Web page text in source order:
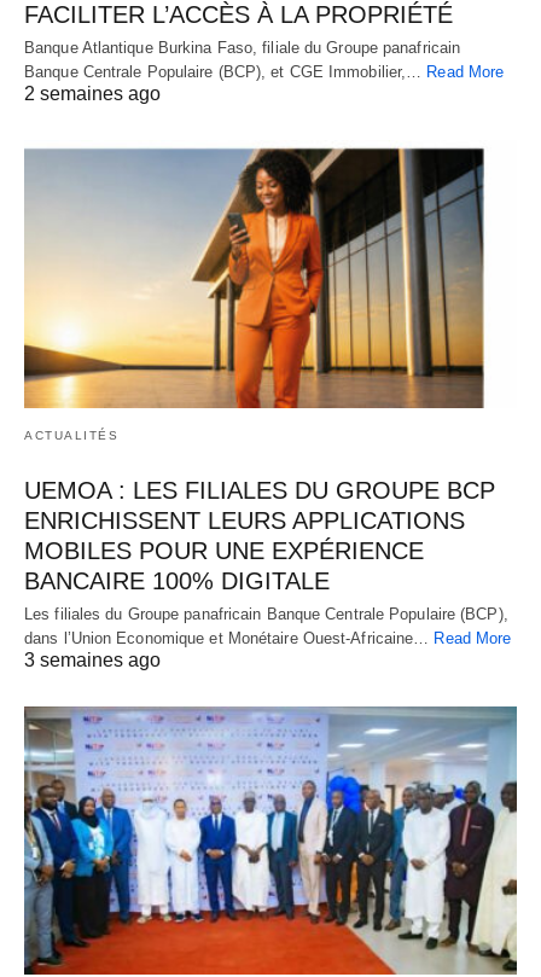
FACILITER L’ACCÈS À LA PROPRIÉTÉ
Banque Atlantique Burkina Faso, filiale du Groupe panafricain
Banque Centrale Populaire (BCP), et CGE Immobilier,… Read More
2 semaines ago
ACTUALITÉS
UEMOA : LES FILIALES DU GROUPE BCP
ENRICHISSENT LEURS APPLICATIONS
MOBILES POUR UNE EXPÉRIENCE
BANCAIRE 100% DIGITALE
Les filiales du Groupe panafricain Banque Centrale Populaire (BCP),
dans l’Union Economique et Monétaire Ouest-Africaine… Read More
3 semaines ago